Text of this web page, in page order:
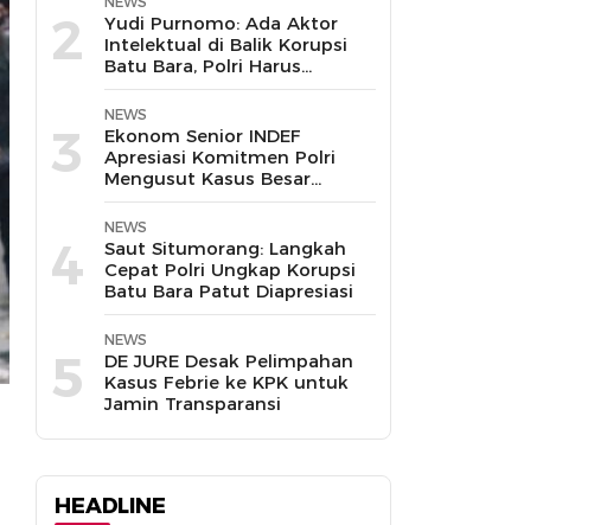
2
Yudi Purnomo: Ada Aktor
Intelektual di Balik Korupsi
Batu Bara, Polri Harus
Bongkar
3
NEWS
Ekonom Senior INDEF
Apresiasi Komitmen Polri
Mengusut Kasus Besar
hingga Tuntas
4
NEWS
Saut Situmorang: Langkah
Cepat Polri Ungkap Korupsi
Batu Bara Patut Diapresiasi
5
NEWS
DE JURE Desak Pelimpahan
Kasus Febrie ke KPK untuk
Jamin Transparansi
HEADLINE